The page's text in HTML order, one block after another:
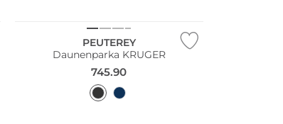
PEUTEREY
Daunenparka KRUGER
745.90